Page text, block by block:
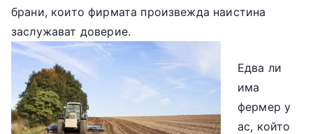
брани, които фирмата произвежда наистина
заслужават доверие.
Едва ли
има
фермер у
ас, който